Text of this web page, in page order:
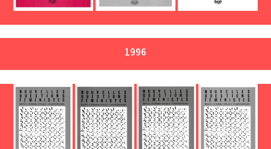
1996